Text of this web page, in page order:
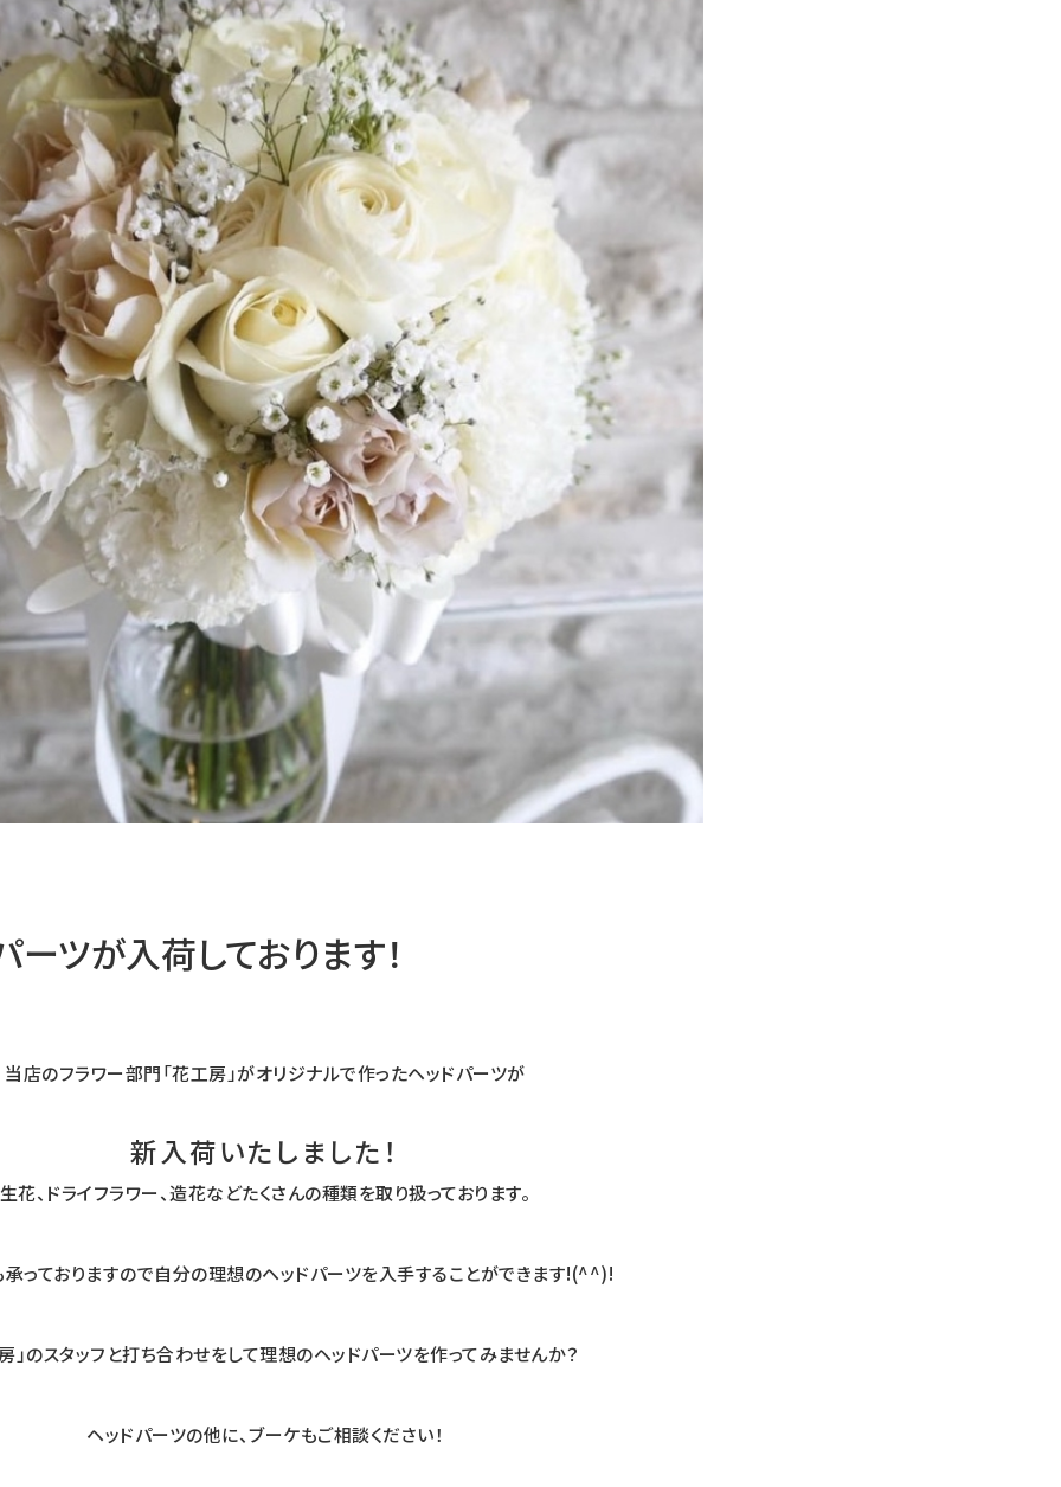
ーツが入荷しております！
当店のフラワー部門「花工房」がオリジナルで作ったヘッドパーツが
新入荷いたしました！
生花、ドライフラワー、造花などたくさんの種類を取り扱っております。
っておりますので自分の理想のヘッドパーツを入手することができます!(^^)!
」のスタッフと打ち合わせをして理想のヘッドパーツを作ってみませんか？
ヘッドパーツの他に、ブーケもご相談ください！